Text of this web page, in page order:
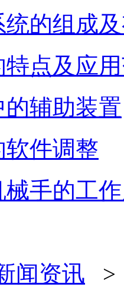
的组成
点及应
辅助装置
件调整
手的工
闻资讯